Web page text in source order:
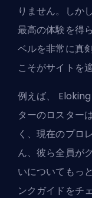
りません。しか
最高の体験を得
ベルを非常に真
こそがサイトを
例えば、 Eloking
ターのロスター
く、現在のプロ
ん、彼ら全員が
いについてもっ
ンクガイド をチ